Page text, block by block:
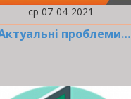
ср 07-04-2021
проблеми…